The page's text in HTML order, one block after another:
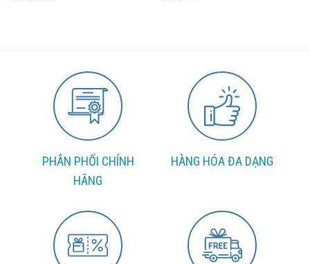
PHÂN PHỐI CHÍNH
HÃNG
HÀNG HÓA ĐA DẠNG